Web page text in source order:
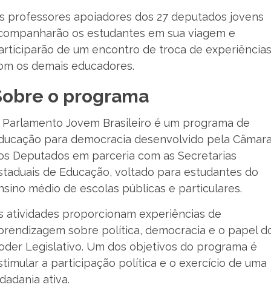
professores apoiadores dos 27 deputados jovens
os estudantes em sua viagem e
de um encontro de troca de experiências
os demais educadores.
o programa
Parlamento Jovem Brasileiro é um programa de
para democracia desenvolvido pela
Deputados em parceria com as Secretarias
de Educação, voltado para estudantes do
médio de escolas públicas e particulares.
atividades proporcionam experiências de
sobre política, democracia e o papel
Legislativo. Um dos objetivos do programa é
a participação política e o exercício de uma
ativa.